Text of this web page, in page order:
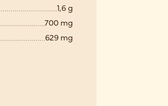
1,6 g
700 mg
629 mg